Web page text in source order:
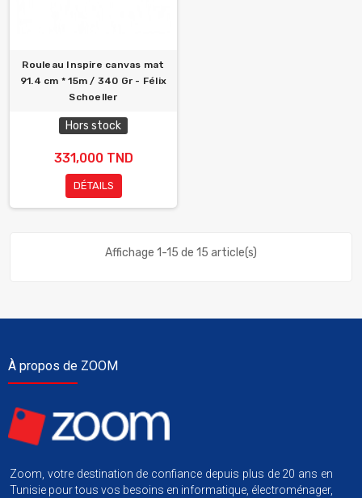
Rouleau Inspire canvas mat
91.4 cm * 15m / 340 Gr - Félix
Schoeller
Hors stock
331,000 TND
DÉTAILS
Affichage 1-15 de 15 article(s)
À propos de ZOOM
Zoom, votre destination de confiance depuis plus de 20 ans en
Tunisie pour tous vos besoins en informatique, électroménager,